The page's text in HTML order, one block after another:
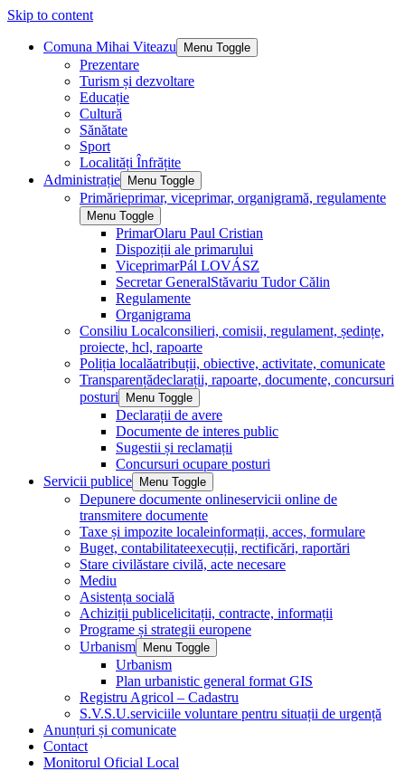
Skip to content
Comuna Mihai Viteazu Menu Toggle
Prezentare
Turism și dezvoltare
Educație
Cultură
Sănătate
Sport
Localități Înfrățite
Administrație
Menu Toggle
Primărieprimar, viceprimar, organigramă, regulamente
Menu Toggle
PrimarOlaru Paul Cristian
Dispoziții ale primarului
ViceprimarPál LOVÁSZ
Secretar GeneralStăvariu Tudor Călin
Regulamente
Organigrama
Consiliu Localconsilieri, comisii, regulament, ședințe,
proiecte, hcl, rapoarte
Poliția localăatribuții, obiective, activitate, comunicate
Transparențădeclarații, rapoarte, documente, concursuri
posturi
Menu Toggle
Declarații de avere
Documente de interes public
Sugestii și reclamații
Concursuri ocupare posturi
Servicii publice
Menu Toggle
Depunere documente onlineservicii online de
transmitere documente
Taxe și impozite localeinformații, acces, formulare
Buget, contabilitateexecuții, rectificări, raportări
Stare civilăstare civilă, acte necesare
Mediu
Asistența socială
Achiziții publicelicitații, contracte, informații
Programe și strategii europene
Urbanism
Menu Toggle
Urbanism
Plan urbanistic general format GIS
Registru Agricol – Cadastru
S.V.S.U.serviciile voluntare pentru situații de urgență
Anunțuri și comunicate
Contact
Monitorul Oficial Local